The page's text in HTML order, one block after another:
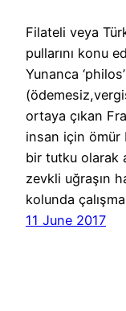
Filateli veya
pullarını konu
Yunanca
ortaya çıkan
insan için ömür
bir tutku olarak
zevkli uğraşın
kolunda
11 June 2017